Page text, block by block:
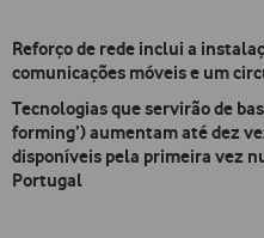
Reforço de rede inclui a
comunicações móveis e um
Tecnologias que servirão de
forming’) aumentam até dez
disponíveis pela primeira vez
Portugal